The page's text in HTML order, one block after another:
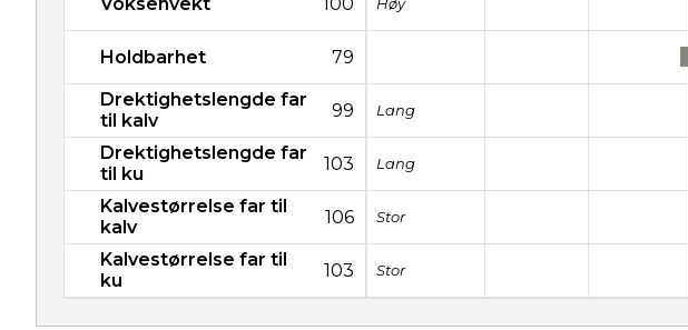
Holdbarhet 79
Drektighetslengde far
til kalv
99 Lang
Drektighetslengde far
til ku
103 Lang
Kalvestørrelse far til
kalv
106 Stor
Kalvestørrelse far til
ku
103 Stor